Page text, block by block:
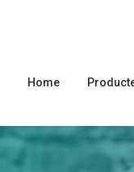
Home